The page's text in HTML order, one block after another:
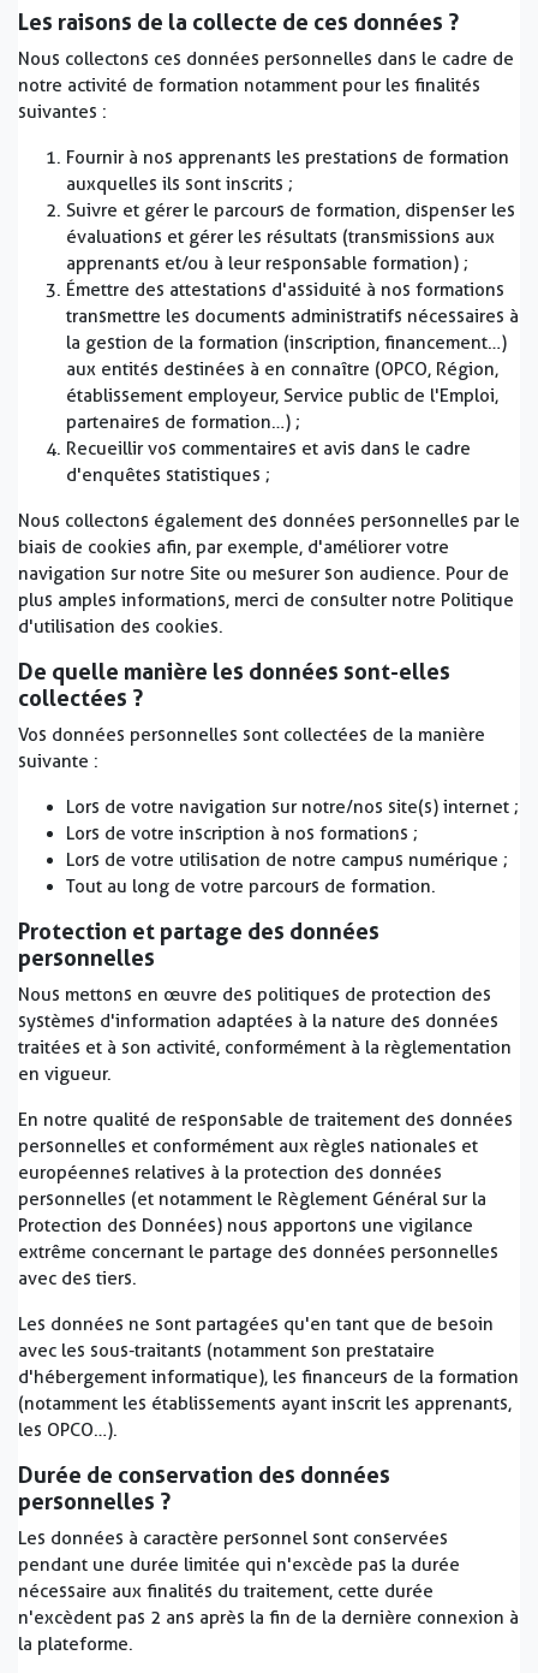
Les raisons de la collecte de ces données ?
Nous collectons ces données personnelles dans le cadre de
notre activité de formation notamment pour les finalités
suivantes :
Fournir à nos apprenants les prestations de formation
auxquelles ils sont inscrits ;
Suivre et gérer le parcours de formation, dispenser les
évaluations et gérer les résultats (transmissions aux
apprenants et/ou à leur responsable formation) ;
Émettre des attestations d'assiduité à nos formations
transmettre les documents administratifs nécessaires à
la gestion de la formation (inscription, financement…)
aux entités destinées à en connaître (OPCO, Région,
établissement employeur, Service public de l'Emploi,
partenaires de formation…) ;
Recueillir vos commentaires et avis dans le cadre
d'enquêtes statistiques ;
Nous collectons également des données personnelles par le
biais de cookies afin, par exemple, d'améliorer votre
navigation sur notre Site ou mesurer son audience. Pour de
plus amples informations, merci de consulter notre Politique
d'utilisation des cookies.
De quelle manière les données sont-elles
collectées ?
Vos données personnelles sont collectées de la manière
suivante :
Lors de votre navigation sur notre/nos site(s) internet ;
Lors de votre inscription à nos formations ;
Lors de votre utilisation de notre campus numérique ;
Tout au long de votre parcours de formation.
Protection et partage des données
personnelles
Nous mettons en œuvre des politiques de protection des
systèmes d'information adaptées à la nature des données
traitées et à son activité, conformément à la règlementation
en vigueur.
En notre qualité de responsable de traitement des données
personnelles et conformément aux règles nationales et
européennes relatives à la protection des données
personnelles (et notamment le Règlement Général sur la
Protection des Données) nous apportons une vigilance
extrême concernant le partage des données personnelles
avec des tiers.
Les données ne sont partagées qu'en tant que de besoin
avec les sous-traitants (notamment son prestataire
d'hébergement informatique), les financeurs de la formation
(notamment les établissements ayant inscrit les apprenants,
les OPCO…).
Durée de conservation des données
personnelles ?
Les données à caractère personnel sont conservées
pendant une durée limitée qui n'excède pas la durée
nécessaire aux finalités du traitement, cette durée
n'excèdent pas 2 ans après la fin de la dernière connexion à
la plateforme.